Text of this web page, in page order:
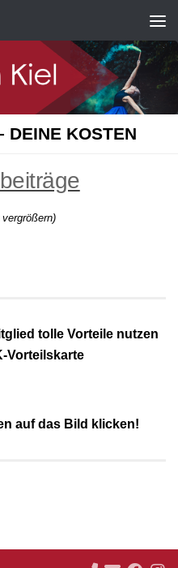
DEINE KOSTEN
tolle Vorteile nutzen
Vorteilskarte
auf das Bild klicken!